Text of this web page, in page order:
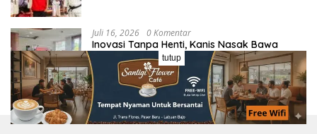
Juli 16, 2026 0 Komentar
Inovasi Tanpa Henti, Kanis Nasak Bawa
Bapenda Manggarai Masuk Era Retribusi
Digital
tutup